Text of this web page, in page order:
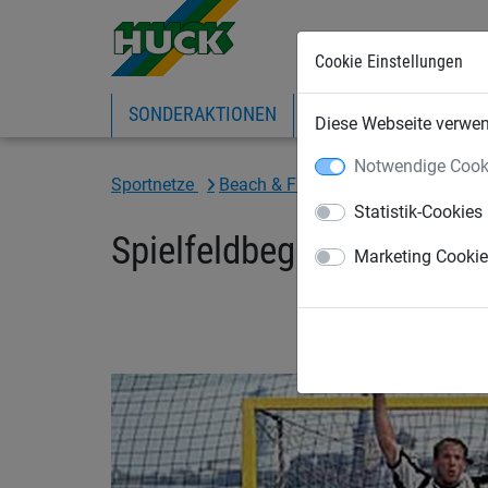
Cookie Einstellungen
Diese Webseite
Notwendige
Statistik-Cookies
Marketing
SONDERAKTIONEN EXPRESS-SHOP
Sportnetze Beach & Fun
Spielfeldbegrenzung